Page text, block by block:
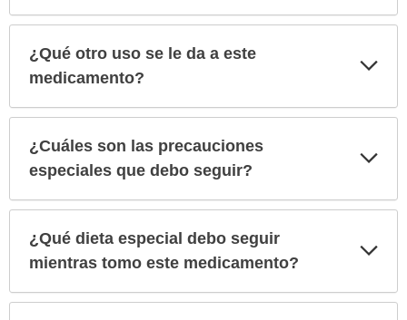
¿Qué otro uso se le da a este
medicamento?
¿Cuáles son las precauciones
especiales que debo seguir?
¿Qué dieta especial debo seguir
mientras tomo este medicamento?